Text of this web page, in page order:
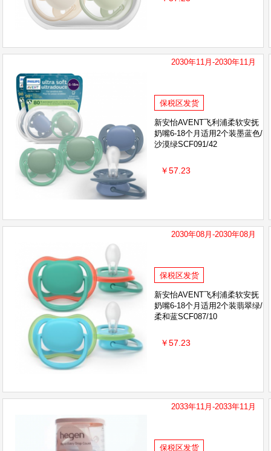
2030年11月-2030年11月
保税区发货
新安怡AVENT飞利浦柔软安抚
奶嘴6-18个月适用2个装墨蓝色/
沙漠绿SCF091/42
￥57.23
2030年08月-2030年08月
保税区发货
新安怡AVENT飞利浦柔软安抚
奶嘴6-18个月适用2个装翡翠绿/
柔和蓝SCF087/10
￥57.23
2033年11月-2033年11月
保税区发货